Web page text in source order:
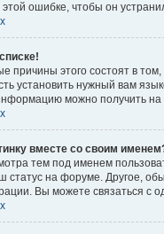
ошибке, чтобы он
причины этого состоят в
установить нужный вам
можно получить на
вместе со своим
тем под именем
статус на форуме. Другое,
Вы можете связаться с